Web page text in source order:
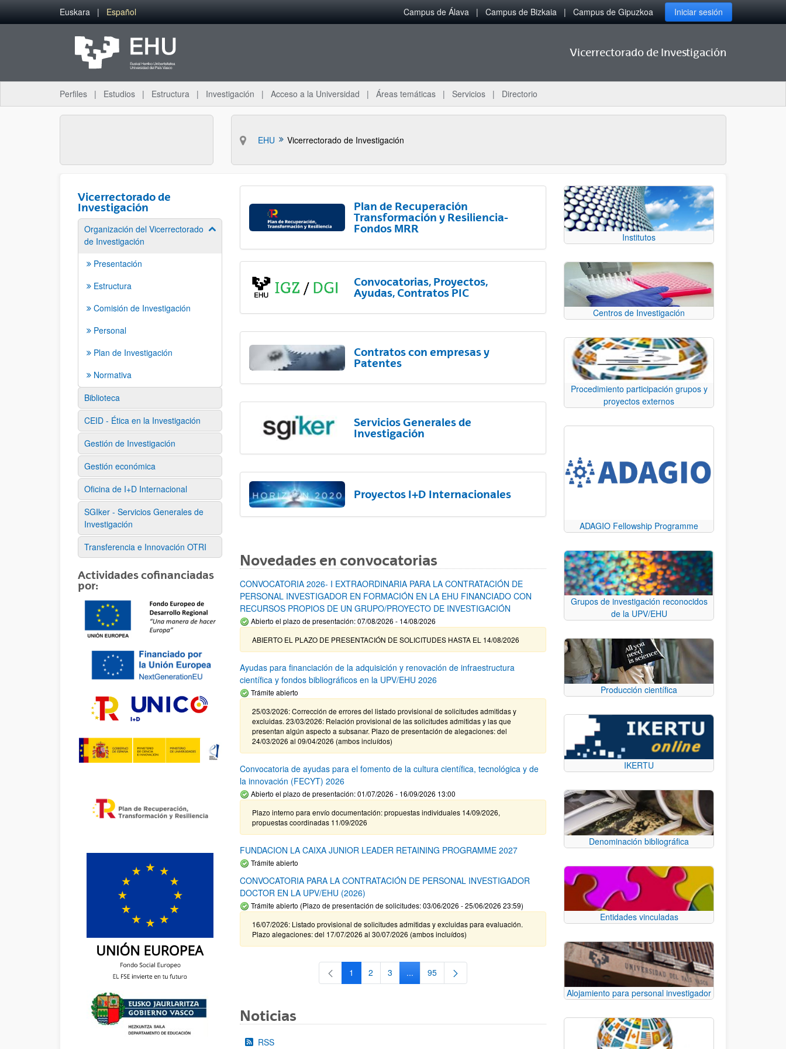
Saltar al contenido principal
Euskara Español Campus de Álava Campus de Bizkaia Campus de Gipuzkoa Iniciar sesión
Vicerrectorado de Investigación
Perfiles Estudios Estructura Investigación Acceso a la Universidad Áreas temáticas Servicios Directorio
EHU Vicerrectorado de Investigación
Vicerrectorado de
Investigación
Organización del Vicerrectorado
de Investigación
Mostrar/ocultar subpáginas
Presentación
Estructura
Comisión de Investigación
Personal
Plan de Investigación
Normativa
Biblioteca
CEID - Ética en la Investigación
Gestión de Investigación
Gestión económica
Oficina de I+D Internacional
SGIker - Servicios Generales de
Investigación
Transferencia e Innovación OTRI
Actividades cofinanciadas
por:
Plan de Recuperación
Transformación y Resiliencia-
Fondos MRR
Convocatorias, Proyectos,
Ayudas, Contratos PIC
Contratos con empresas y
Patentes
Servicios Generales de
Investigación
Proyectos I+D Internacionales
Novedades en convocatorias
CONVOCATORIA 2026- I EXTRAORDINARIA PARA LA CONTRATACIÓN DE
PERSONAL INVESTIGADOR EN FORMACIÓN EN LA EHU FINANCIADO CON
RECURSOS PROPIOS DE UN GRUPO/PROYECTO DE INVESTIGACIÓN
Abierto el plazo de presentación: 07/08/2026 - 14/08/2026
ABIERTO EL PLAZO DE PRESENTACIÓN DE SOLICITUDES HASTA EL 14/08/2026
Ayudas para financiación de la adquisición y renovación de infraestructura
científica y fondos bibliográficos en la UPV/EHU 2026
Trámite abierto
25/03/2026: Corrección de errores del listado provisional de solicitudes admitidas y
excluidas. 23/03/2026: Relación provisional de las solicitudes admitidas y las que
presentan algún aspecto a subsanar. Plazo de presentación de alegaciones: del
24/03/2026 al 09/04/2026 (ambos incluídos)
Convocatoria de ayudas para el fomento de la cultura científica, tecnológica y de
la innovación (FECYT) 2026
Abierto el plazo de presentación: 01/07/2026 - 16/09/2026 13:00
Plazo interno para envío documentación: propuestas individuales 14/09/2026,
propuestas coordinadas 11/09/2026
FUNDACION LA CAIXA JUNIOR LEADER RETAINING PROGRAMME 2027
Trámite abierto
CONVOCATORIA PARA LA CONTRATACIÓN DE PERSONAL INVESTIGADOR
DOCTOR EN LA UPV/EHU (2026)
Trámite abierto (Plazo de presentación de solicitudes: 03/06/2026 - 25/06/2026 23:59)
16/07/2026: Listado provisional de solicitudes admitidas y excluidas para evaluación.
Plazo alegaciones: del 17/07/2026 al 30/07/2026 (ambos incluídos)
Página
1 Página
2 Página
3 ...Páginas intermedias Use TAB para desplazarse.
Página
95
Noticias
RSS
Institutos
Centros de Investigación
Procedimiento participación grupos y
proyectos externos
ADAGIO Fellowship Programme
Grupos de investigación reconocidos
de la UPV/EHU
Producción científica
IKERTU
Denominación bibliográfica
Entidades vinculadas
Alojamiento para personal investigador